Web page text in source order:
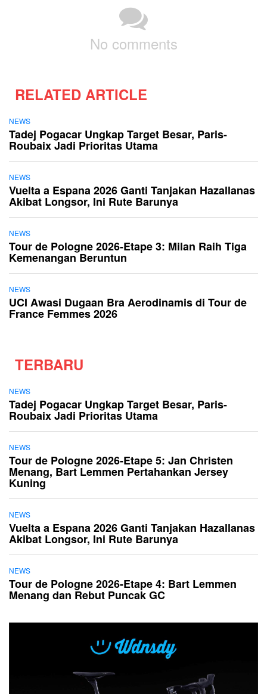
No comments
RELATED ARTICLE
NEWS
Tadej Pogacar Ungkap Target Besar, Paris-
Roubaix Jadi Prioritas Utama
NEWS
Vuelta a Espana 2026 Ganti Tanjakan Hazallanas
Akibat Longsor, Ini Rute Barunya
NEWS
Tour de Pologne 2026-Etape 3: Milan Raih Tiga
Kemenangan Beruntun
NEWS
UCI Awasi Dugaan Bra Aerodinamis di Tour de
France Femmes 2026
TERBARU
NEWS
Tadej Pogacar Ungkap Target Besar, Paris-
Roubaix Jadi Prioritas Utama
NEWS
Tour de Pologne 2026-Etape 5: Jan Christen
Menang, Bart Lemmen Pertahankan Jersey
Kuning
NEWS
Vuelta a Espana 2026 Ganti Tanjakan Hazallanas
Akibat Longsor, Ini Rute Barunya
NEWS
Tour de Pologne 2026-Etape 4: Bart Lemmen
Menang dan Rebut Puncak GC